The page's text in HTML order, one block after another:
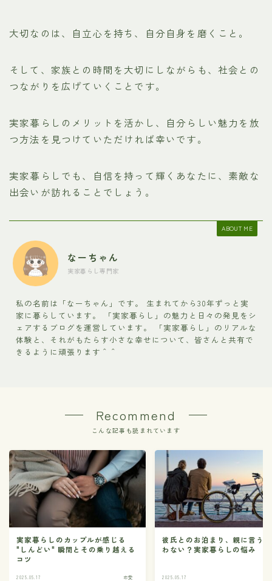
大切なのは、自立心を持ち、自分自身を磨くこと。
そして、家族との時間を大切にしながらも、社会との
つながりを広げていくことです。
実家暮らしのメリットを活かし、自分らしい魅力を放
つ方法を見つけていただければ幸いです。
実家暮らしでも、自信を持って輝くあなたに、素敵な
出会いが訪れることでしょう。
ABOUT ME
なーちゃん
実家暮らし専門家
私の名前は「なーちゃん」です。 生まれてから30年ずっと実
家に暮らしています。 「実家暮らし」の魅力と日々の発見をシ
ェアするブログを運営しています。 「実家暮らし」のリアルな
体験と、それがもたらす小さな幸せについて、皆さんと共有で
きるように頑張ります＾＾
Recommend
こんな記事も読まれています
実家暮らしのカップルが感じる
"しんどい" 瞬間とその乗り越える
コツ
2025.05.17 恋愛
彼氏とのお泊まり、親に言う
わない？実家暮らしの悩み
2025.05.17